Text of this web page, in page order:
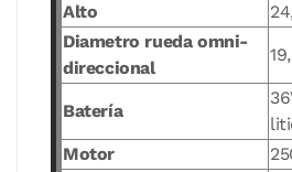
Alto
Diametro rueda omni-
direccional
Batería
Motor